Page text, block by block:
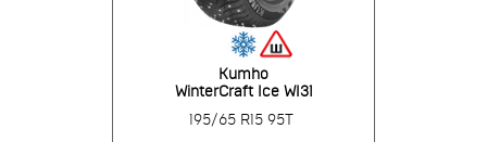
Kumho
WinterCraft Ice WI31
195/65 R15 95T